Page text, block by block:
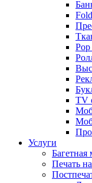
TV
Услуги
Багетная
Печать